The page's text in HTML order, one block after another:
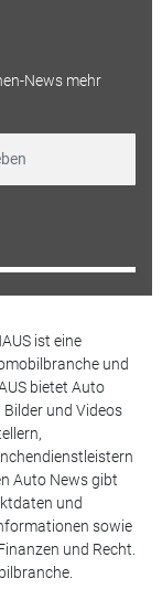
News mehr
ist eine
und
bietet Auto
und Videos
Auto News gibt
und
sowie
und Recht.